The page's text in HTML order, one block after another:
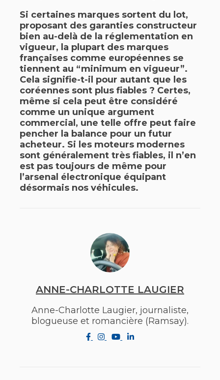
Si certaines marques sortent du lot,
proposant des garanties constructeur
bien au-delà de la réglementation en
vigueur, la plupart des marques
françaises comme européennes se
tiennent au “minimum en vigueur”.
Cela signifie-t-il pour autant que les
coréennes sont plus fiables ? Certes,
même si cela peut être considéré
comme un unique argument
commercial, une telle offre peut faire
pencher la balance pour un futur
acheteur. Si les moteurs modernes
sont généralement très fiables, il n’en
est pas toujours de même pour
l’arsenal électronique équipant
désormais nos véhicules.
ANNE-CHARLOTTE LAUGIER
Anne-Charlotte Laugier, journaliste,
blogueuse et romancière (Ramsay).